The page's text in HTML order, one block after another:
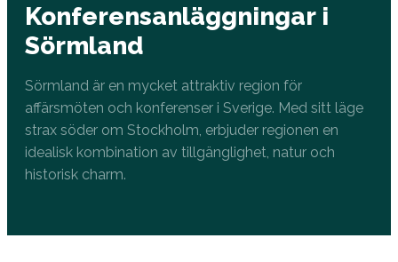
Konferensanläggningar i
Sörmland
Sörmland är en mycket attraktiv region för
affärsmöten och konferenser i Sverige. Med sitt läge
strax söder om Stockholm, erbjuder regionen en
idealisk kombination av tillgänglighet, natur och
historisk charm.